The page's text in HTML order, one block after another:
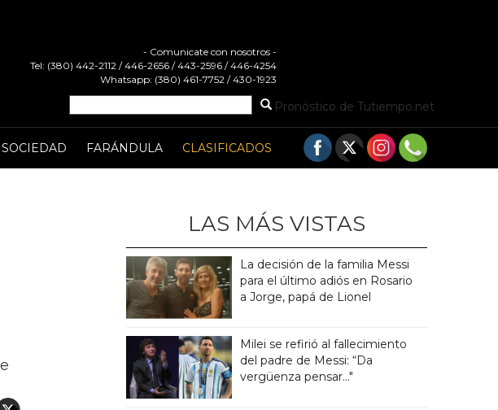
- Comunicate con nosotros -
Tel: (380) 442-2112 / 446-2656 / 443-2596 / 446-4254
Whatsapp: (380) 461-7752 / 430-1923
Pronóstico de Tutiempo.net
SOCIEDAD FARÁNDULA CLASIFICADOS
LAS MÁS VISTAS
La decisión de la familia Messi
para el último adiós en Rosario
a Jorge, papá de Lionel
Milei se refirió al fallecimiento
del padre de Messi: “Da
vergüenza pensar..."